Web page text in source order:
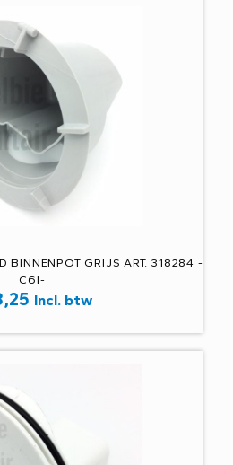
BINNENPOT GRIJS ART. 318284 -
C6I-
Incl. btw